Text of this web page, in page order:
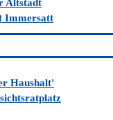
Altstadt
Immersatt
Haushalt'